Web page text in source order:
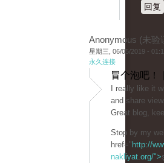
回复
Anonymous (未验
星期三, 06/05/2019 -
永久连接
冒个泡吧！
I really like it
and share
Great blog,
Stop by my
href=" http://
nakliyat.org/">